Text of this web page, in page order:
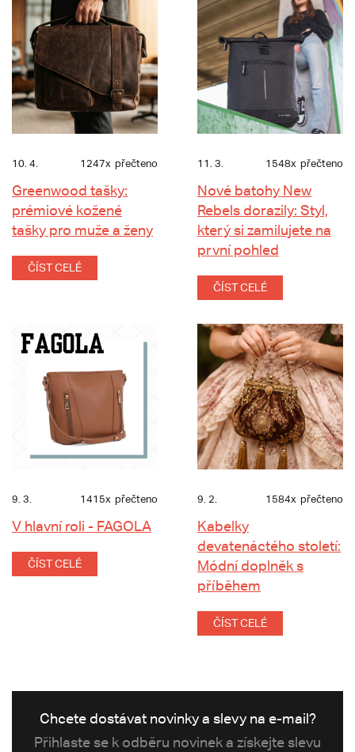
10. 4. 1247x přečteno
Greenwood tašky:
prémiové kožené
tašky pro muže a ženy
ČÍST CELÉ
11. 3. 1548x přečteno
Nové batohy New
Rebels dorazily: Styl,
který si zamilujete na
první pohled
ČÍST CELÉ
9. 3. 1415x přečteno
V hlavní roli - FAGOLA
ČÍST CELÉ
9. 2. 1584x přečteno
Kabelky
devatenáctého století:
Módní doplněk s
příběhem
ČÍST CELÉ
Chcete dostávat novinky a slevy na e-mail?
Přihlaste se k odběru novinek a získejte slevu